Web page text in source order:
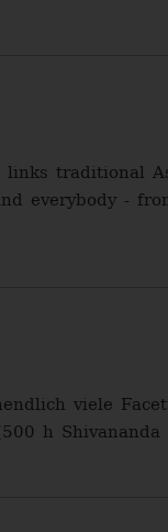
traditional
everybody -
viele
h